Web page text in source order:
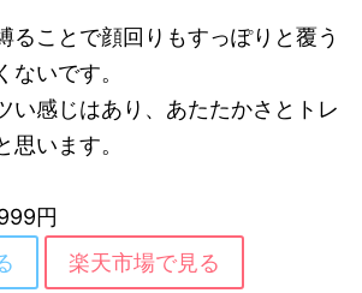
ることで顔回りもすっぽりと覆う
ないです。
い感じはあり、あたたかさとトレ
思います。
円
楽天市場で見る